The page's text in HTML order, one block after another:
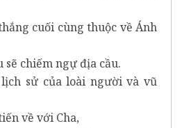
cuối cùng thuộc về Ánh
sẽ chiếm ngự địa cầu.
sử của loài người và vũ
về với Cha,